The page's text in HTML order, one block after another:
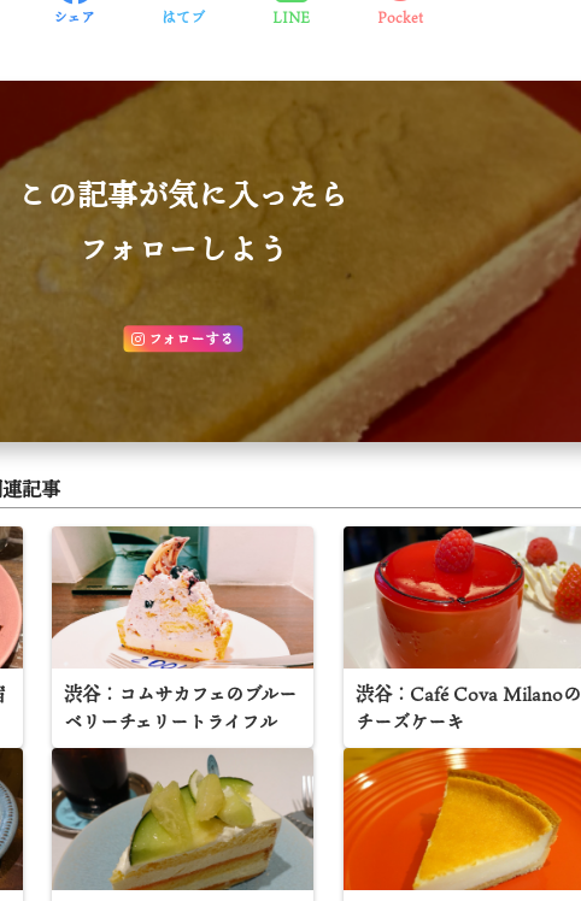
シェア はてブ LINE Pocket
この記事が気に入ったら
フォローしよう
フォローする
記事
渋谷：コムサカフェのブルー
ベリーチェリートライフル
渋谷：Café Cova Milanoの
チーズケーキ